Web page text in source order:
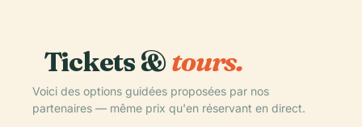
Tickets &tours.
Voici des options guidées proposées par nos
partenaires — même prix qu'en réservant en direct.